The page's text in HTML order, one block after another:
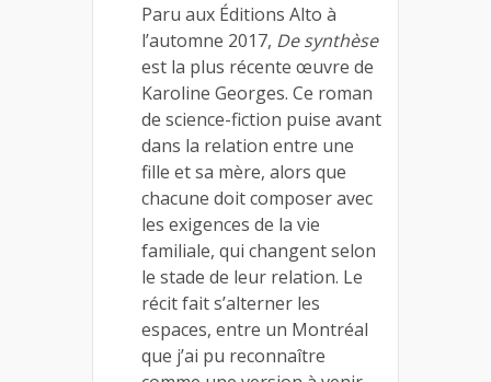
Paru aux Éditions Alto à
l’automne 2017, De synthèse
est la plus récente œuvre de
Karoline Georges. Ce roman
de science-fiction puise avant
dans la relation entre une
fille et sa mère, alors que
chacune doit composer avec
les exigences de la vie
familiale, qui changent selon
le stade de leur relation. Le
récit fait s’alterner les
espaces, entre un Montréal
que j’ai pu reconnaître